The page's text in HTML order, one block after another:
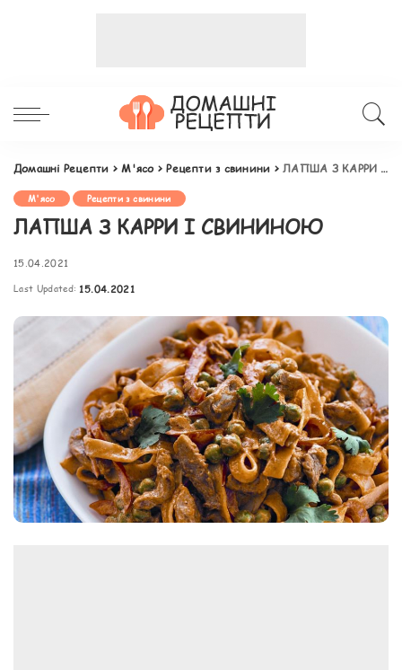
Домашні Рецепти >М'ясо>Рецепти з свинини >ЛАПША З КАРРИ І СВИНИНОЮ
М'ясо Рецепти з свинини
ЛАПША З КАРРИ І СВИНИНОЮ
15.04.2021
Last Updated: 15.04.2021